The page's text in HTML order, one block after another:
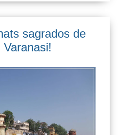
sagrados de
Varanasi!